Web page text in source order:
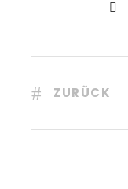
ZURÜCK